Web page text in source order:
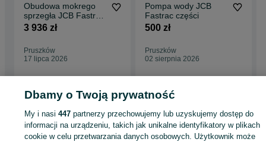
Obudowa mokrego
sprzegła JCB Fastrac
3200,- netto
3 936 zł
Pruszków
17 lipca 2026
Pompa wody JCB
Fastrac części
500 zł
Pruszków
02 sierpnia 2026
Strona główna Rolnictwo Części do maszyn rolniczych
Części do maszyn
rolniczych - Mazowieckie
Części do maszyn rolniczych - Pruszków
Dbamy o Twoją prywatność
My i nasi447 partnerzy przechowujemy lub uzyskujemy dostęp do
informacji na urządzeniu, takich jak unikalne identyfikatory w plikach
cookie w celu przetwarzania danych osobowych. Użytkownik może